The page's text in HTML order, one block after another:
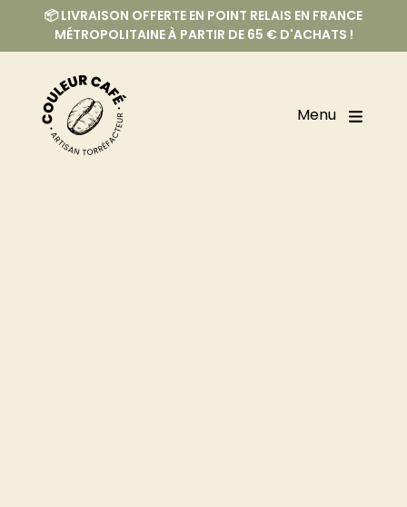
📦 LIVRAISON OFFERTE EN POINT RELAIS EN FRANCE
MÉTROPOLITAINE À PARTIR DE 65 € D'ACHATS !
Menu